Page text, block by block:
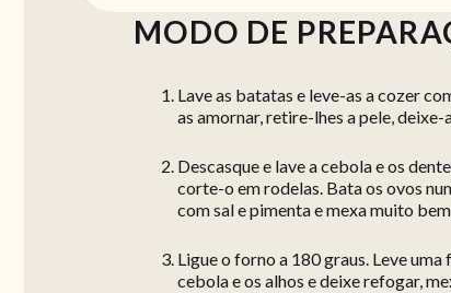
MODO DE
Lave as batatas e leve-as a cozer
as amornar, retire-lhes a pele,
Descasque e lave a cebola e os
corte-o em rodelas. Bata os ovos
com sal e pimenta e mexa muito
Ligue o forno a 180 graus. Leve
cebola e os alhos e deixe refogar,